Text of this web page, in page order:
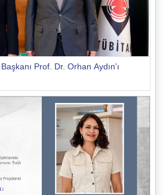
Prof. Dr. Orhan Aydın’ı